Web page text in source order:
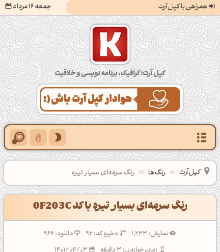
همراهی با کپل‌آرت جمعه 16 مرداد کپل‌آرت؛ گرافیک، برنامه‌نویسی و خلاقیت
کپل‌آرت رنگ‌ها رنگ سرمه‌ای بسیار تیره
رنگ سرمه‌ای بسیار تیره با کد 0F203C
نمایش: 1,233 ذخیره کد:92
دانلود: 966